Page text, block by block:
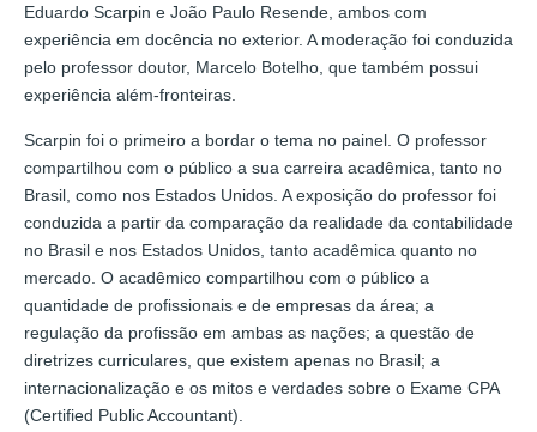
Eduardo Scarpin e João Paulo Resende, ambos com
experiência em docência no exterior. A moderação foi conduzida
pelo professor doutor, Marcelo Botelho, que também possui
experiência além-fronteiras.
Scarpin foi o primeiro a bordar o tema no painel. O professor
compartilhou com o público a sua carreira acadêmica, tanto no
Brasil, como nos Estados Unidos. A exposição do professor foi
conduzida a partir da comparação da realidade da contabilidade
no Brasil e nos Estados Unidos, tanto acadêmica quanto no
mercado. O acadêmico compartilhou com o público a
quantidade de profissionais e de empresas da área; a
regulação da profissão em ambas as nações; a questão de
diretrizes curriculares, que existem apenas no Brasil; a
internacionalização e os mitos e verdades sobre o Exame CPA
(Certified Public Accountant).